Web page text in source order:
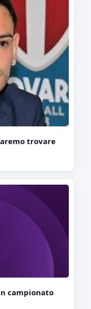
trovare
campionato